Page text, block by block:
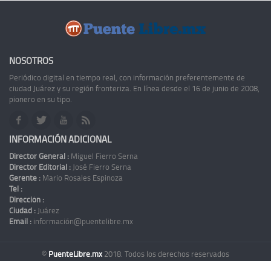
NOSOTROS
Periódico digital en tiempo real, con información preferentemente de
ciudad Juárez y su región fronteriza. En línea desde el 16 de junio de 2008,
pionero en su tipo.
INFORMACIÓN ADICIONAL
Director General : Miguel Fierro Serna
Director Editorial : José Fierro Serna
Gerente : Mario Rosales Espinoza
Tel :
Dirección :
Ciudad : Juárez
Email : información@puentelibre.mx
© PuenteLibre.mx 2018. Todos los derechos reservados